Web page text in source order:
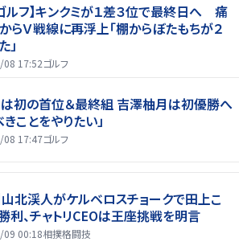
ルフ】キンクミが１差３位で最終日へ 痛
らＶ戦線に再浮上「棚からぼたもちが２
」
17:52ゴルフ
初の首位＆最終組 吉澤柚月は初優勝へ
きことをやりたい」
17:47ゴルフ
山北渓人がケルベロスチョークで田上こ
利、チャトリCEOは王座挑戦を明言
00:18相撲格闘技